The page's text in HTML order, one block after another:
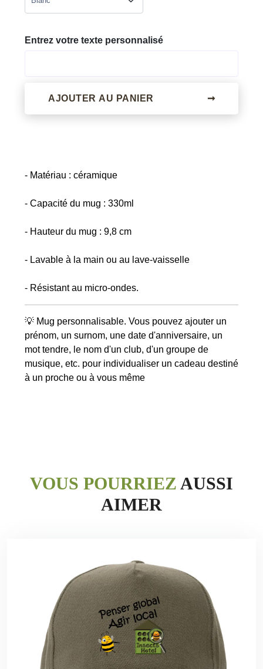
Entrez votre texte personnalisé
AJOUTER AU PANIER ➞
- Matériau : céramique
- Capacité du mug : 330ml
- Hauteur du mug : 9,8 cm
- Lavable à la main ou au lave-vaisselle
- Résistant au micro-ondes.
💡 Mug personnalisable. Vous pouvez ajouter un
prénom, un surnom, une date d'anniversaire, un
mot tendre, le nom d'un club, d'un groupe de
musique, etc. pour individualiser un cadeau destiné
VOUS POURRIEZ AUSSI
AIMER